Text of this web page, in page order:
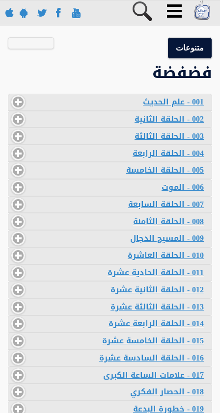
متنوعات
فضفضة
001 - علم الحديث
002 - الحلقة الثانية
003 - الحلقة الثالثة
004 - الحلقة الرابعة
005 - الحلقة الخامسة
006 - الموت
007 - الحلقة السابعة
008 - الحلقة الثامنة
009 - المسيح الدجال
010 - الحلقة العاشرة
011 - الحلقة الحادية عشرة
012 - الحلقة الثانية عشرة
013 - الحلقة الثالثة عشرة
014 - الحلقة الرابعة عشرة
015 - الحلقة الخامسة عشرة
016 - الحلقة السادسة عشرة
017 - علامات الساعة الكبرى
018 - الحصار الفكري
019 - خطورة البدعة